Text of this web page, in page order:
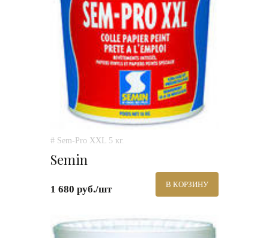
# Sem-Pro XXL 5 кг.
Semin
1 680 руб./шт В КОРЗИНУ